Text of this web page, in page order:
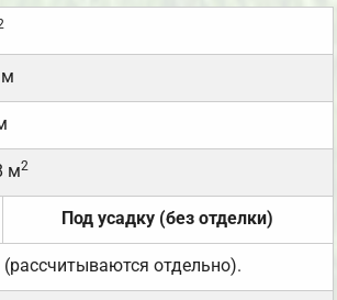
м2
Под усадку (без отделки)
отдельно).